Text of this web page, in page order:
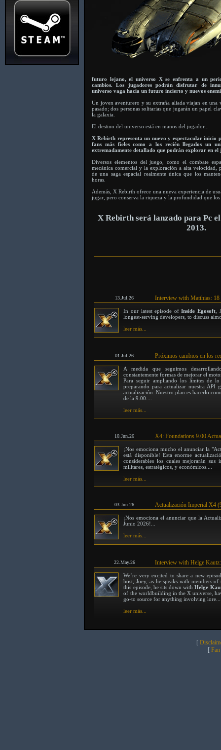
futuro lejano, el universo X se enfrenta a un
cambios. Los jugadores podrán disfrutar de
universo vaga hacia un futuro incierto y nuevos
Un joven aventurero y su extraña aliada viajan en una
pasado; dos personas solitarias que jugarán un papel
la galaxia.
El destino del universo está en manos del jugador...
X Rebirth representa un nuevo y espectacular inicio
fans más fieles como a los recién llegados un
extremadamente detallado que podrán explorar en el
Diversos elementos del juego, como el combate
mecánica comercial y la exploración a alta velocidad,
de una saga espacial realmente única que los
horas.
Además, X Rebirth ofrece una nueva experiencia de
jugar, pero conserva la riqueza y la profundidad que los
X Rebirth será lanzado para Pc
2013.
13.Jul.26 Interview with Matthias:
In our latest episode ofInside Egosoft,
longest-serving developers, to discuss
leer más...
01.Jul.26 Próximos cambios en los
A medida que seguimos
constantemente formas de mejorar el
Para seguir ampliando los límites de
preparando para actualizar nuestra
actualización. Nuestro plan es hacerlo
de la 9.00....
leer más...
10.Jun.26 X4: Foundations 9.00
¡Nos emociona mucho el anunciar la
está disponible! Esta enorme
considerables los cuales mejorarán sus
militares, estratégicos, y económicos....
leer más...
03.Jun.26 Actualización Imperial X4
¡Nos emociona el anunciar que la
Junio 2026!...
leer más...
22.May.26 Interview with Helge
We’re very excited to share a new
host, Joey, as he speaks with members
this episode, he sits down withHelge
of the worldbuilding in the X universe,
go-to source for anything involving
leer más...
[
[